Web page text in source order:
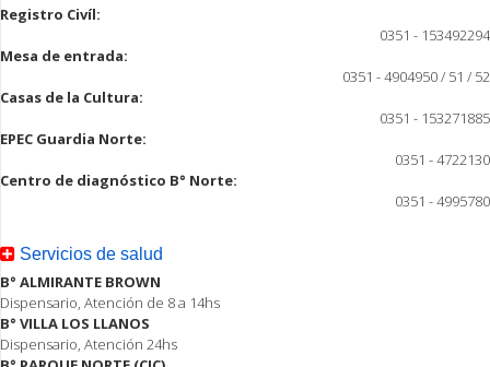
Registro Civíl:
0351 - 153492294
Mesa de entrada:
0351 - 4904950 / 51 / 52
Casas de la Cultura:
0351 - 153271885
EPEC Guardia Norte:
0351 - 4722130
Centro de diagnóstico B° Norte:
0351 - 4995780
Servicios de salud
B° ALMIRANTE BROWN
Dispensario, Atención de 8 a 14hs
B° VILLA LOS LLANOS
Dispensario, Atención 24hs